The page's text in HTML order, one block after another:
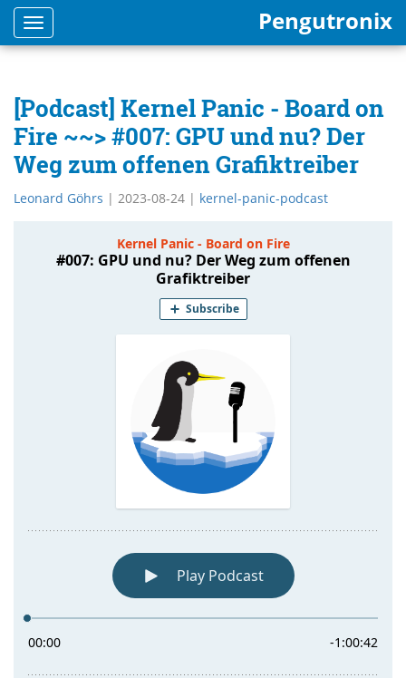
Toggle
navigation
Pengutronix
[Podcast] Kernel Panic - Board on
Fire ~~> #007: GPU und nu? Der
Weg zum offenen Grafiktreiber
Leonard Göhrs | 2023-08-24 | kernel-panic-podcast